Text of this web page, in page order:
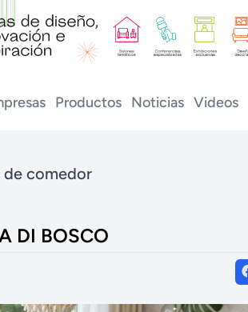
Productos Noticias Videos
de comedor
DI BOSCO